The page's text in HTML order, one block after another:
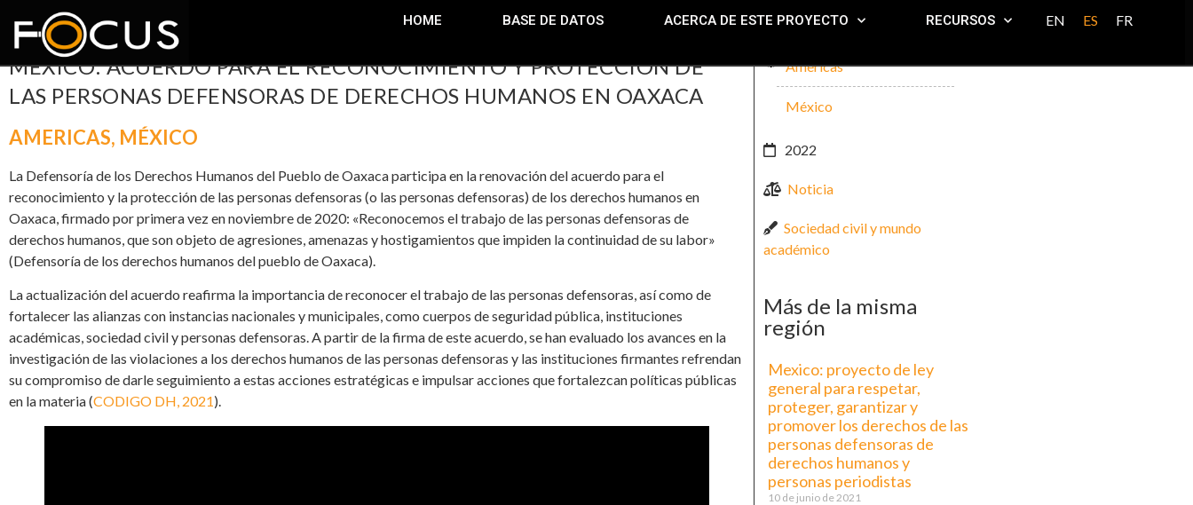
HOME BASE DE DATOS ACERCA DE ESTE PROYECTO RECURSOS EN ES FR
MEXICO: ACUERDO PARA EL RECONOCIMIENTO Y PROTECCIÓN DE
LAS PERSONAS DEFENSORAS DE DERECHOS HUMANOS EN OAXACA
AMERICAS, MÉXICO
La Defensoría de los Derechos Humanos del Pueblo de Oaxaca participa en la renovación del acuerdo para el
reconocimiento y la protección de las personas defensoras (o las personas defensoras) de los derechos humanos en
Oaxaca, firmado por primera vez en noviembre de 2020: «Reconocemos el trabajo de las personas defensoras de
derechos humanos, que son objeto de agresiones, amenazas y hostigamientos que impiden la continuidad de su labor»
(Defensoría de los derechos humanos del pueblo de Oaxaca).
La actualización del acuerdo reafirma la importancia de reconocer el trabajo de las personas defensoras, así como de
fortalecer las alianzas con instancias nacionales y municipales, como cuerpos de seguridad pública, instituciones
académicas, sociedad civil y personas defensoras. A partir de la firma de este acuerdo, se han evaluado los avances en la
investigación de las violaciones a los derechos humanos de las personas defensoras y las instituciones firmantes refrendan
su compromiso de darle seguimiento a estas acciones estratégicas e impulsar acciones que fortalezcan políticas públicas
en la materia (CODIGO DH, 2021).
Americas
México
2022
Noticia
Sociedad civil y mundo
académico
Más de la misma
región
Mexico: proyecto de ley
general para respetar,
proteger, garantizar y
promover los derechos de las
personas defensoras de
derechos humanos y
personas periodistas
10 de junio de 2021